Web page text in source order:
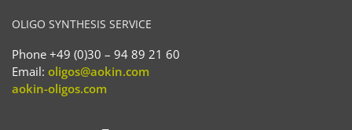
OLIGO SYNTHESIS SERVICE
Phone +49 (0)30 – 94 89 21 60
Email: oligos@aokin.com
aokin-oligos.com